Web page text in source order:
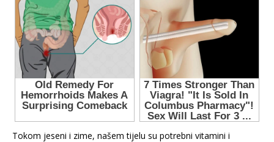
Tokom jeseni i zime, našem tijelu su potrebni vitamini i